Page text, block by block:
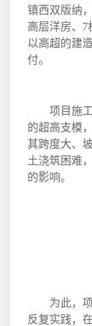
镇西双版纳
高层洋房、 7
以高超的建
付。
项目施
的超高支模
其跨度大、
土浇筑困难
的影响。
为此，
反复实践，在